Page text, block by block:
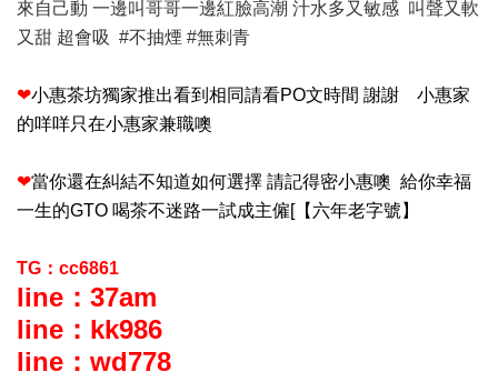
來自己動 一邊叫哥哥一邊紅臉高潮 汁水多又敏感 叫聲又軟
又甜 超會吸 #不抽煙 #無刺青
❤小惠茶坊獨家推出看到相同請看PO文時間 謝謝 小惠家
的咩咩只在小惠家兼職噢
❤當你還在糾結不知道如何選擇 請記得密小惠噢 給你幸福
一生的GTO 喝茶不迷路一試成主僱[【六年老字號】
TG：cc6861
line：37am
line：kk986
line：wd778